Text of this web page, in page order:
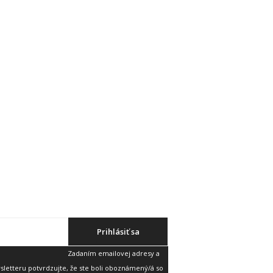
Prihlásiť sa
Zadaním emailovej adresy a
potvrdzujte, že ste boli oboznámený/á so